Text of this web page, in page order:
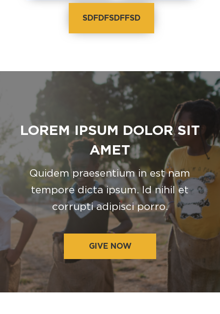
SDFDFSDFFSD
LOREM IPSUM DOLOR SIT
AMET
Quidem praesentium in est nam
tempore dicta ipsum. Id nihil et
corrupti adipisci porro.
GIVE NOW